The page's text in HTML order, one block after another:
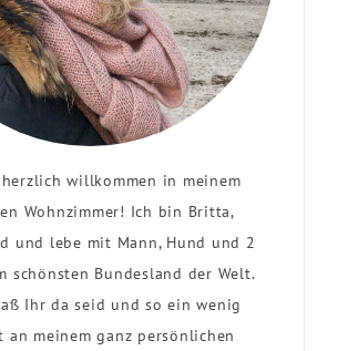
willkommen in meinem
Wohnzimmer! Ich bin Britta,
und lebe mit Mann, Hund und 2
schönsten Bundesland der Welt.
Ihr da seid und so ein wenig
an meinem ganz persönlichen